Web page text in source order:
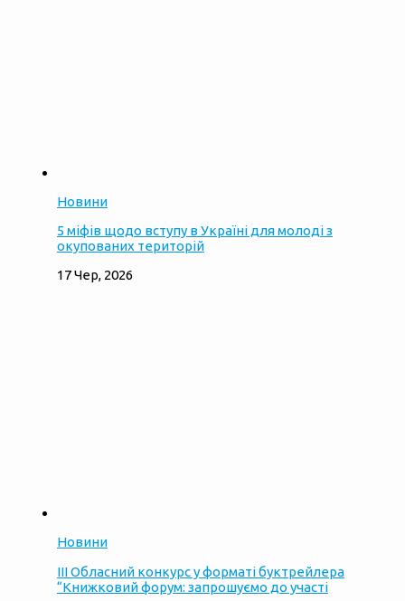
Новини
5 міфів щодо вступу в Україні для молоді з
окупованих територій
17 Чер, 2026
Новини
ІІІ Обласний конкурс у форматі буктрейлера
“Книжковий форум: запрошуємо до участі